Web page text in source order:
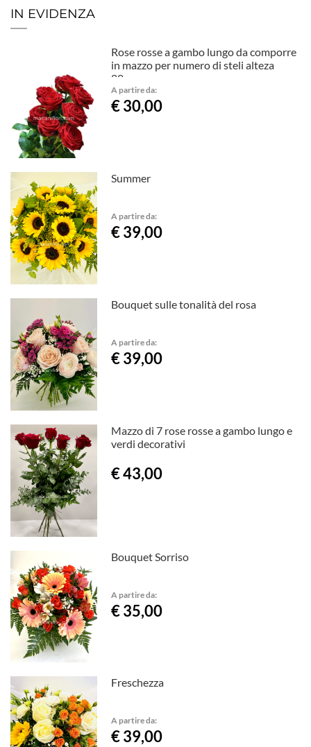
IN EVIDENZA
Rose rosse a gambo lungo da comporre
in mazzo per numero di steli alteza
80cm
A partire da:
€ 30,00
Summer
A partire da:
€ 39,00
Bouquet sulle tonalità del rosa
A partire da:
€ 39,00
Mazzo di 7 rose rosse a gambo lungo e
verdi decorativi
€ 43,00
Bouquet Sorriso
A partire da:
€ 35,00
Freschezza
A partire da:
€ 39,00